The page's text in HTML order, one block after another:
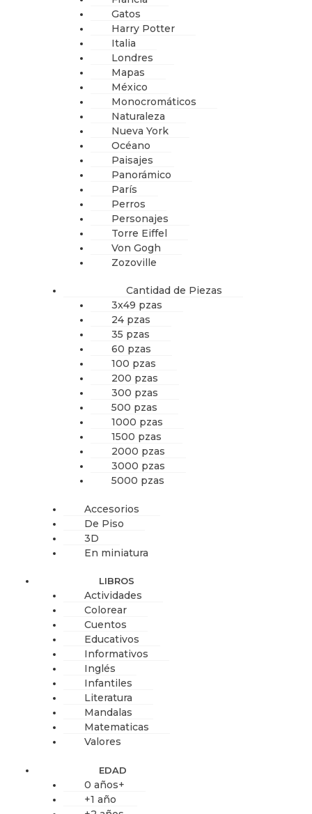
Gatos
Harry Potter
Italia
Londres
Mapas
México
Monocromáticos
Naturaleza
Nueva York
Océano
Paisajes
Panorámico
París
Perros
Personajes
Torre Eiffel
Von Gogh
Zozoville
Cantidad de Piezas
3x49 pzas
24 pzas
35 pzas
60 pzas
100 pzas
200 pzas
300 pzas
500 pzas
1000 pzas
1500 pzas
2000 pzas
3000 pzas
5000 pzas
Accesorios
De Piso
3D
En miniatura
LIBROS
Actividades
Colorear
Cuentos
Educativos
Informativos
Inglés
Infantiles
Literatura
Mandalas
Matematicas
Valores
EDAD
0 años+
+1 año